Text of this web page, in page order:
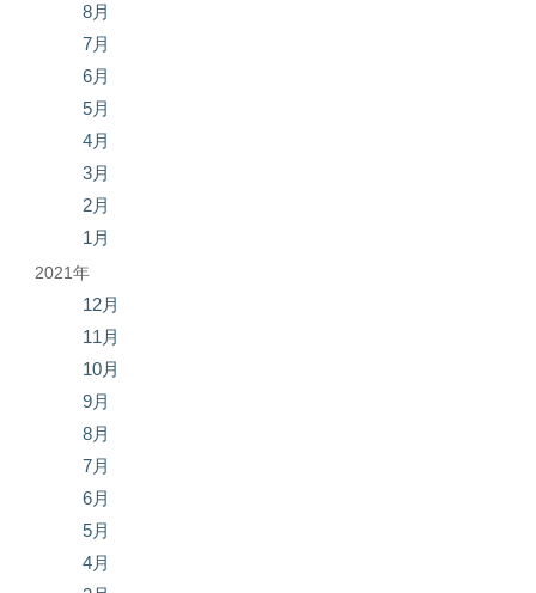
8月
7月
6月
5月
4月
3月
2月
1月
2021年
12月
11月
10月
9月
8月
7月
6月
5月
4月